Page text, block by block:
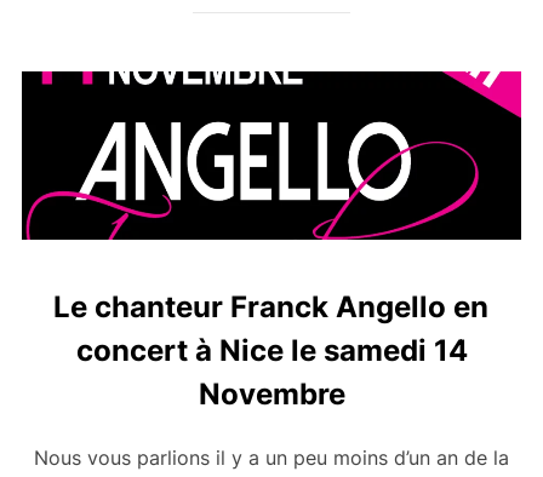
Le chanteur Franck Angello en
concert à Nice le samedi 14
Novembre
Nous vous parlions il y a un peu moins d’un an de la